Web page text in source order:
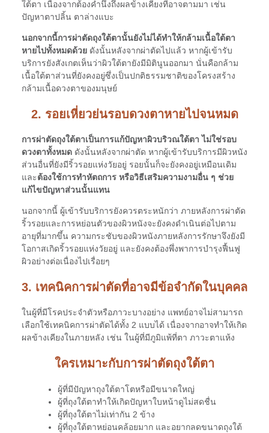
ใต้ตา เนื่องจากต้องคำนึงถึงผลข้างเคียงที่อาจตามมา เช่น
ปัญหาตาปลิ้น ตาล่างแบะ
นอกจากนี้การผ่าตัดถุงใต้ตานั้นยังไม่ได้ทำให้กล้ามเนื้อใต้ตา
หายไปทั้งหมดด้วย ดังนั้นหลังจากผ่าตัดไปแล้ว หากผู้เข้ารับ
บริการยังสังเกตเห็นว่าผิวใต้ตายังมีมิตินูนออกมา นั่นคือกล้าม
เนื้อใต้ตาส่วนที่ยังคงอยู่ซึ่งเป็นปกติธรรมชาติของโครงสร้าง
กล้ามเนื้อดวงตาของมนุษย์
2. รอยเหี่ยวย่นรอบดวงตาหายไปจนหมด
การผ่าตัดถุงใต้ตาเป็นการแก้ปัญหาผิวบริวณใต้ตา ไม่ใช่รอบ
ดวงตาทั้งหมด ดังนั้นหลังจากผ่าตัด หากผู้เข้ารับบริการมีผิวหนัง
ส่วนอื่นที่ยังมีริ้วรอยแห่งวัยอยู่ รอยนั้นก็จะยังคงอยู่เหมือนเดิม
และต้องใช้การทำหัตถการ หรือวิธีเสริมความงามอื่น ๆ ช่วย
แก้ไขปัญหาส่วนนั้นแทน
นอกจากนี้ ผู้เข้ารับบริการยังควรตระหนักว่า ภายหลังการผ่าตัด
ริ้วรอยและการหย่อนตัวของผิวหนังจะยังคงดำเนินต่อไปตาม
อายุที่มากขึ้น ความกระชับของผิวหนังภายหลังการรักษาจึงยังมี
โอกาสเกิดริ้วรอยแห่งวัยอยู่ และยังคงต้องพึ่งพาการบำรุงฟื้นฟู
ผิวอย่างต่อเนื่องไปเรื่อยๆ
3. เทคนิคการผ่าตัดที่อาจมีข้อจำกัดในบุคคล
ในผู้ที่มีโรคประจำตัวหรือภาวะบางอย่าง แพทย์อาจไม่สามารถ
เลือกใช้เทคนิคการผ่าตัดได้ทั้ง 2 แบบได้ เนื่องจากอาจทำให้เกิด
ผลข้างเคียงในภายหลัง เช่น ในผู้ที่มีภูมิแพ้ที่ตา ภาวะตาแห้ง
ใครเหมาะกับการผ่าตัดถุงใต้ตา
ผู้ที่มีปัญหาถุงใต้ตาโตหรือมีขนาดใหญ่
ผู้ที่ถุงใต้ตาทำให้เกิดปัญหาใบหน้าดูไม่สดชื่น
ผู้ที่ถุงใต้ตาไม่เท่ากัน 2 ข้าง
ผู้ที่ถุงใต้ตาหย่อนคล้อยมาก และอยากลดขนาดถุงใต้